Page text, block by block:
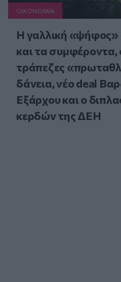
ΟΙΚΟΝΟΜΙΑ
Η γαλλική
και τα συμφέροντα,
τράπεζες
δάνεια, νέο deal
Εξάρχου και ο
κερδών της ΔΕΗ